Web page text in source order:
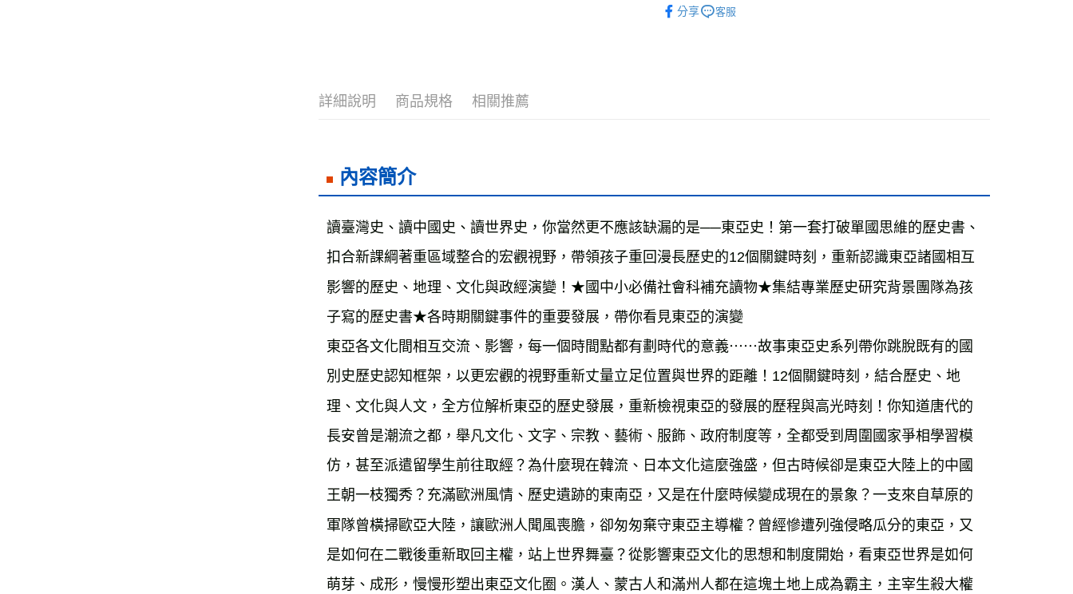
付款後全家取貨
每筆NT$70，滿NT$799(含以上)免運費
離島宅配
分享 客服
詳細說明 商品規格 相關推薦
內容簡介
讀臺灣史、讀中國史、讀世界史，你當然更不應該缺漏的是──東亞史！第一套打破單國思維的歷史書、
扣合新課綱著重區域整合的宏觀視野，帶領孩子重回漫長歷史的12個關鍵時刻，重新認識東亞諸國相互
影響的歷史、地理、文化與政經演變！★國中小必備社會科補充讀物★集結專業歷史研究背景團隊為孩
子寫的歷史書★各時期關鍵事件的重要發展，帶你看見東亞的演變
東亞各文化間相互交流、影響，每一個時間點都有劃時代的意義⋯⋯故事東亞史系列帶你跳脫既有的國
別史歷史認知框架，以更宏觀的視野重新丈量立足位置與世界的距離！12個關鍵時刻，結合歷史、地
理、文化與人文，全方位解析東亞的歷史發展，重新檢視東亞的發展的歷程與高光時刻！你知道唐代的
長安曾是潮流之都，舉凡文化、文字、宗教、藝術、服飾、政府制度等，全都受到周圍國家爭相學習模
仿，甚至派遣留學生前往取經？為什麼現在韓流、日本文化這麼強盛，但古時候卻是東亞大陸上的中國
王朝一枝獨秀？充滿歐洲風情、歷史遺跡的東南亞，又是在什麼時候變成現在的景象？一支來自草原的
軍隊曾橫掃歐亞大陸，讓歐洲人聞風喪膽，卻匆匆棄守東亞主導權？曾經慘遭列強侵略瓜分的東亞，又
是如何在二戰後重新取回主權，站上世界舞臺？從影響東亞文化的思想和制度開始，看東亞世界是如何
萌芽、成形，慢慢形塑出東亞文化圈。漢人、蒙古人和滿州人都在這塊土地上成為霸主，主宰生殺大權